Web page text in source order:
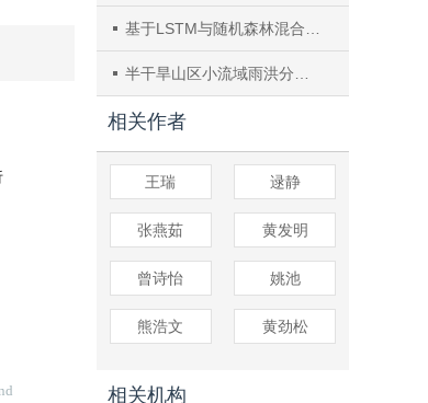
基于LSTM与随机森林混合构架的钓鱼网站识别研究
半干旱山区小流域雨洪分类与产流机制研究
相关作者
王瑞 逯静
张燕茹 黄发明
曾诗怡 姚池
熊浩文 黄劲松
相关机构